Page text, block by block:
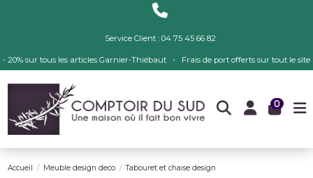
Service Client : 04 75 45 66 82
- 20% sur tous les articles Garnier-Thiébaut - Frais de port offerts sur tout le site
0
Accueil Meuble design deco Tabouret et chaise design